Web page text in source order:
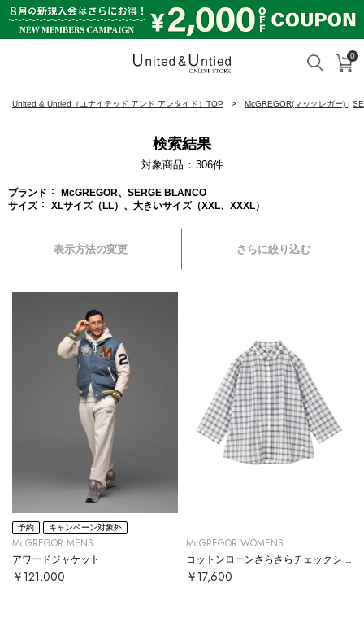
検索 カ
0
United & Untied（ユナイテッド アンド アンタイド）TOP McGREGOR(マックレガー) |
検索結果
対象商品 306件
ブランド
McGREGOR、SERGE BLANCO
サイズ
XLサイズ（LL）、大きいサイズ（XXL、XXXL）
表示方法の変更 さらに絞り込む
予約 キャンペーン対象外
McGREGOR MENS
アワードジャケット
￥121,000
McGREGOR WOMENS
￥17,600